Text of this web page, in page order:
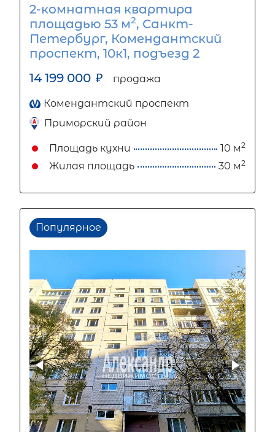
2-комнатная квартира
площадью 53 м2, Санкт-
Петербург, Комендантский
проспект, 10к1, подъезд 2
14 199 000 ₽ продажа
Комендантский проспект
Приморский район
Площадь кухни 10 м2
Жилая площадь 30 м2
Популярное